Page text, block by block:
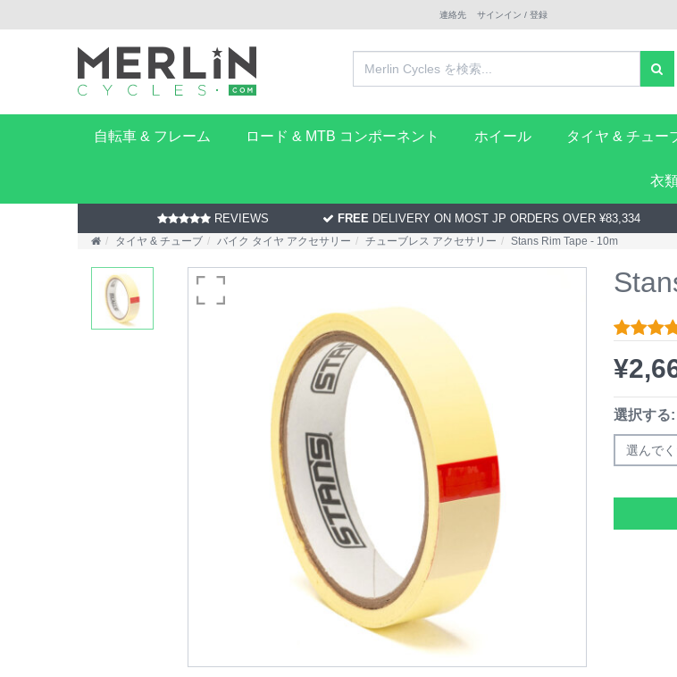
連絡先 サインイン / 登録
自転車 & フレーム ロード & MTB コンポーネント ホイール タイヤ & チュー
衣
REVIEWS FREE DELIVERY ON MOST JP ORDERS OVER ¥83,334
タイヤ & チューブ バイク タイヤ アクセサリー チューブレス アクセサリー Stans Rim Tape - 10m
¥
選択する:
選んで